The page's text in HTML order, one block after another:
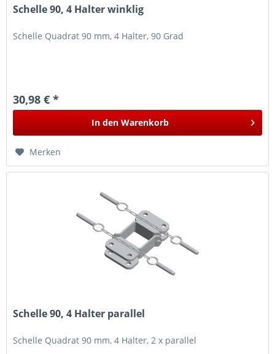
Schelle 90, 4 Halter winklig
Schelle Quadrat 90 mm, 4 Halter, 90 Grad
30,98 € *
In den Warenkorb
Merken
Schelle 90, 4 Halter parallel
Schelle Quadrat 90 mm, 4 Halter, 2 x parallel